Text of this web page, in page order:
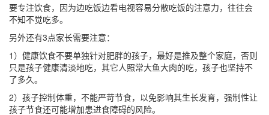
要专注饮食，因为边吃饭边看电视容易分散吃饭的注意力，往往会
不知不觉吃多。
另外还有3点家长需要注意：
1）健康饮食不要单独针对肥胖的孩子，最好是推及整个家庭，否则
只是孩子健康清淡地吃，其它人照常大鱼大肉的吃，孩子也坚持不
了多久。
2）孩子控制体重，不能严苛节食，以免影响其生长发育，强制性让
孩子节食还可能增加患进食障碍的风险。